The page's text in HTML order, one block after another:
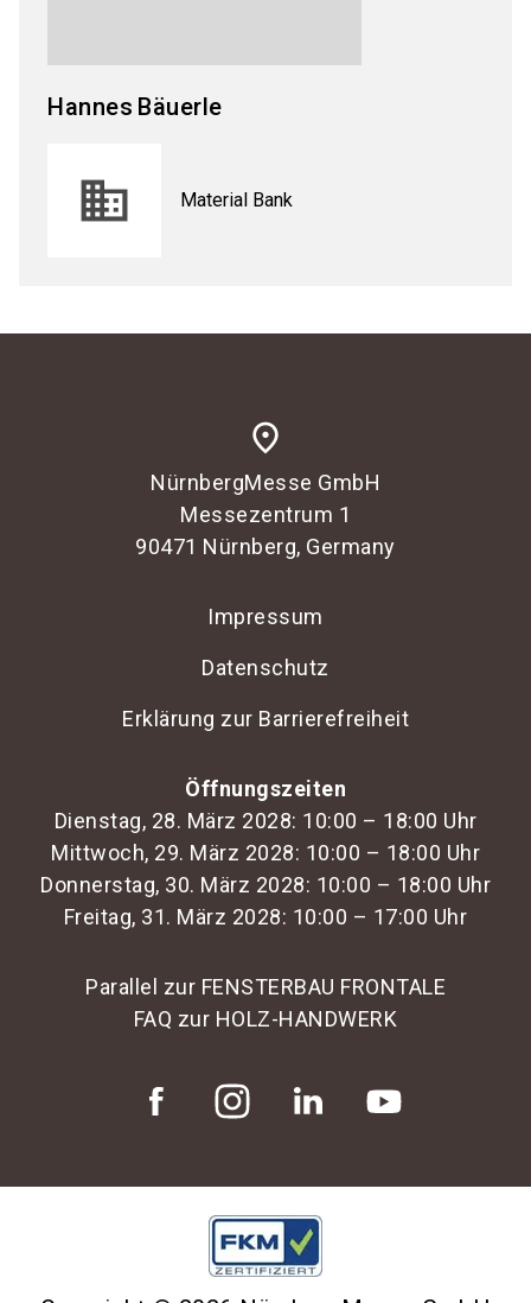
Hannes Bäuerle
Material Bank
place
NürnbergMesse GmbH
Messezentrum 1
90471 Nürnberg, Germany
Impressum
Datenschutz
Erklärung zur Barrierefreiheit
Öffnungszeiten
Dienstag, 28. März 2028: 10:00 – 18:00 Uhr
Mittwoch, 29. März 2028: 10:00 – 18:00 Uhr
Donnerstag, 30. März 2028: 10:00 – 18:00 Uhr
Freitag, 31. März 2028: 10:00 – 17:00 Uhr
Parallel zur FENSTERBAU FRONTALE
FAQ zur HOLZ-HANDWERK